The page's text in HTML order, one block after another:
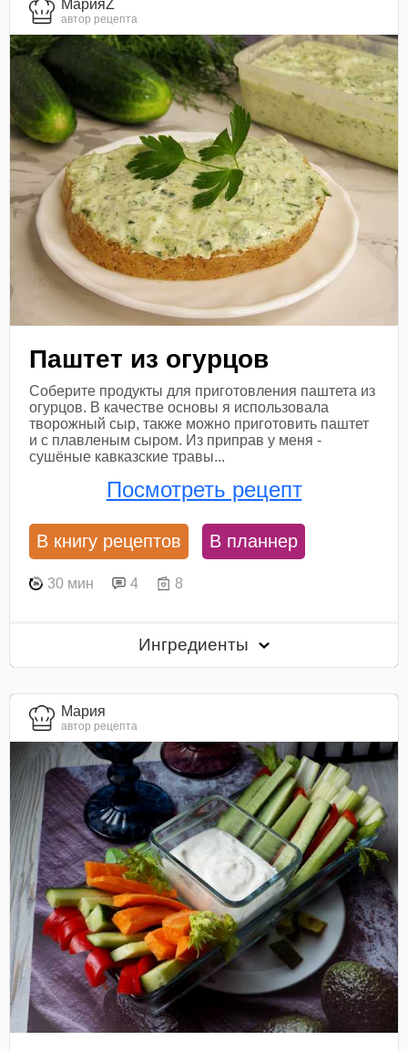
МарияZ
автор рецепта
Паштет из огурцов
Соберите продукты для приготовления паштета из
огурцов. В качестве основы я использовала
творожный сыр, также можно приготовить паштет
и с плавленым сыром. Из приправ у меня -
сушёные кавказские травы...
Посмотреть рецепт
В книгу рецептов В планнер
30 мин 4 8
Ингредиенты
Мария
автор рецепта